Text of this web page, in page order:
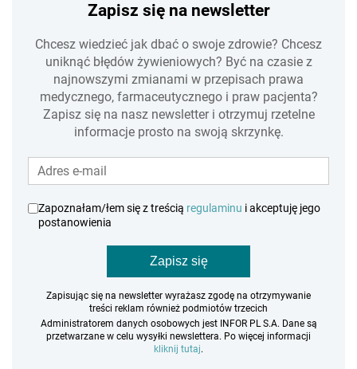
Zapisz się na newsletter
Chcesz wiedzieć jak dbać o swoje zdrowie? Chcesz
uniknąć błędów żywieniowych? Być na czasie z
najnowszymi zmianami w przepisach prawa
medycznego, farmaceutycznego i praw pacjenta?
Zapisz się na nasz newsletter i otrzymuj rzetelne
informacje prosto na swoją skrzynkę.
Zapoznałam/łem się z treścią regulaminu i akceptuję jego
postanowienia
Zapisz się
Zapisując się na newsletter wyrażasz zgodę na otrzymywanie
treści reklam również podmiotów trzecich
Administratorem danych osobowych jest INFOR PL S.A. Dane są
przetwarzane w celu wysyłki newslettera. Po więcej informacji
kliknij tutaj.